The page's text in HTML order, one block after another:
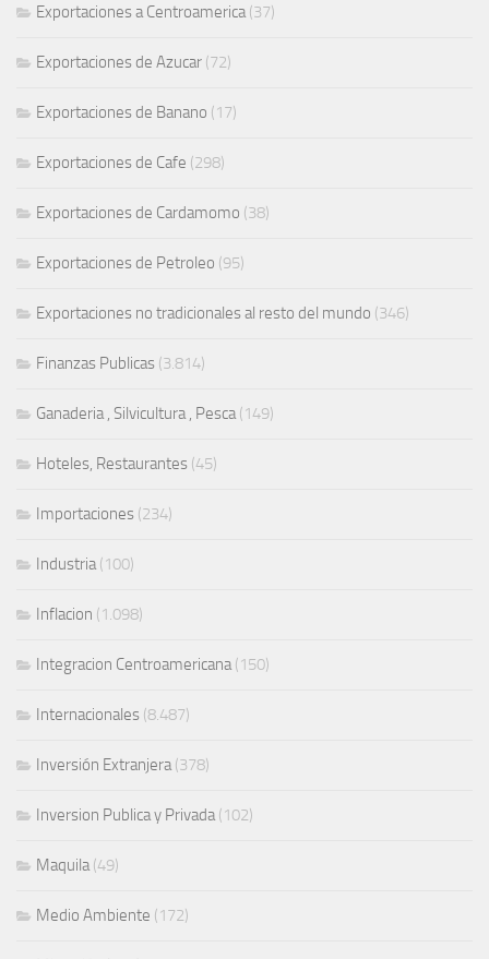
Exportaciones a Centroamerica(37)
Exportaciones de Azucar (72)
Exportaciones de Banano (17)
Exportaciones de Cafe (298)
Exportaciones de Cardamomo (38)
Exportaciones de Petroleo (95)
Exportaciones no tradicionales al resto del mundo (346)
Finanzas Publicas (3.814)
Ganaderia , Silvicultura , Pesca(149)
Hoteles, Restaurantes (45)
Importaciones (234)
Industria(100)
Inflacion (1.098)
Integracion Centroamericana(150)
Internacionales (8.487)
Inversión Extranjera(378)
Inversion Publica y Privada(102)
Maquila(49)
Medio Ambiente (172)